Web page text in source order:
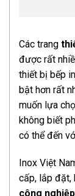
Các trang
được rất
thiết bị bếp
bật hơn rất
muốn lựa
không biết
có thể đến
Inox Việt
cấp, lắp đặt,
công nghiệp